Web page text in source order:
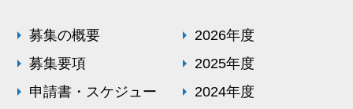
募集の概要
募集要項
申請書・スケジュー
2026年度
2025年度
2024年度